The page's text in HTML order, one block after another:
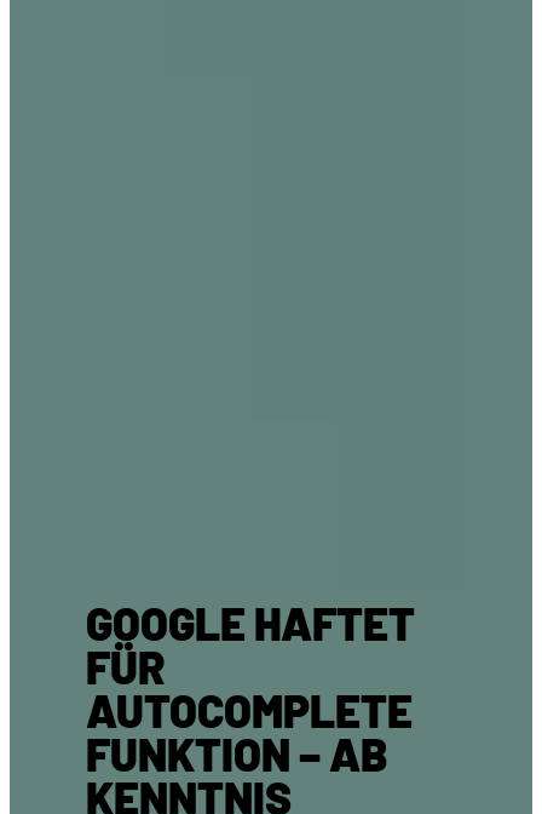
GOOGLE HAFTET
FÜR
AUTOCOMPLETE
FUNKTION – AB
KENNTNIS